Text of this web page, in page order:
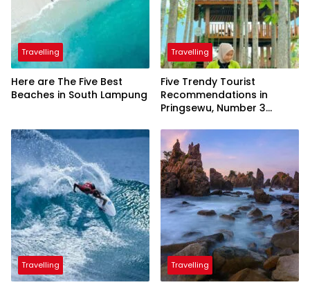
Travelling
Here are The Five Best
Beaches in South Lampung
Travelling
Five Trendy Tourist
Recommendations in
Pringsewu, Number 3
President
Travelling Travelling